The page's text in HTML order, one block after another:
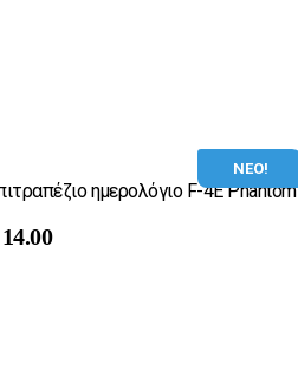
ΝΕΟ!
ημερολόγιο F-4E Phantom
14.00